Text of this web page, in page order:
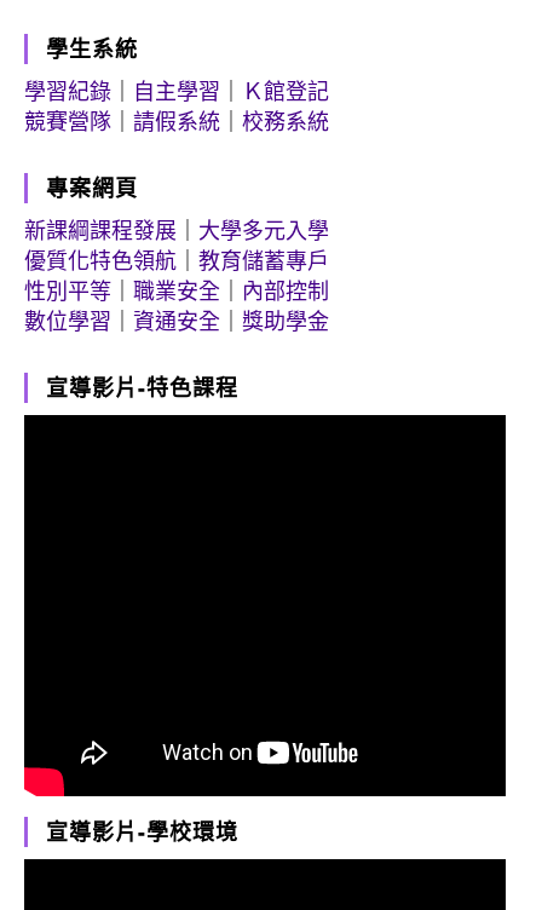
學生系統
學習紀錄
自主學習
Ｋ館登記
競賽營隊
請假系統 校務系統
專案網頁
新課綱課程發展
大學多元入學
優質化特色領航
教育儲蓄專戶
性別平等
職業安全
內部控制
數位學習
資通安全 獎助學金
宣導影片-特色課程
宣導影片-學校環境